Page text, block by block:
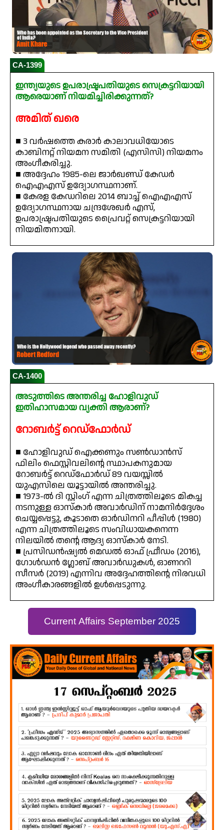
CA-1399
ഇന്ത്യയുടെ ഉപരാഷ്ട്രപതിയുടെ സെക്രട്ടറിയായി
ആരെയാണ് നിയമിച്ചിരിക്കുന്നത്?
അമിത് ഖരെ
■ 3 വർഷത്തെ കരാർ കാലാവധിയോടെ
കാബിനറ്റ് നിയമന സമിതി (എസിസി) നിയമനം
അംഗീകരിച്ചു.
■ അദ്ദേഹം 1985-ലെ ജാർഖണ്ഡ് കേഡർ
ഐഎഎസ് ഉദ്യോഗസ്ഥനാണ്.
■ കേരള കേഡറിലെ 2014 ബാച്ച് ഐഎഎസ്
ഉദ്യോഗസ്ഥനായ ചന്ദ്രശേഖർ എസ്,
ഉപരാഷ്ട്രപതിയുടെ പ്രൈവറ്റ് സെക്രട്ടറിയായി
നിയമിതനായി.
CA-1400
അടുത്തിടെ അന്തരിച്ച ഹോളിവുഡ്
ഇതിഹാസമായ വ്യക്തി ആരാണ്?
റോബർട്ട് റെഡ്ഫോർഡ്
■ ഹോളിവുഡ് ഐക്കണും സൺഡാൻസ്
ഫിലിം ഫെസ്റ്റിവലിന്റെ സ്ഥാപകനുമായ
റോബർട്ട് റെഡ്ഫോർഡ് 89 വയസ്സിൽ
യുഎസിലെ യൂട്ടായിൽ അന്തരിച്ചു.
■ 1973-ൽ ദി സ്റ്റിംഗ് എന്ന ചിത്രത്തിലൂടെ മികച്ച
നടനുള്ള ഓസ്കാർ അവാർഡിന് നാമനിർദ്ദേശം
ചെയ്യപ്പെട്ടു, കൂടാതെ ഓർഡിനറി പീപ്പിൾ (1980)
എന്ന ചിത്രത്തിലൂടെ സംവിധായകനെന്ന
നിലയിൽ തന്റെ ആദ്യ ഓസ്കാർ നേടി.
■ പ്രസിഡൻഷ്യൽ മെഡൽ ഓഫ് ഫ്രീഡം (2016),
ഗോൾഡൻ ഗ്ലോബ് അവാർഡുകൾ, ഓണററി
സീസർ (2019) എന്നിവ അദ്ദേഹത്തിന്റെ നിരവധി
അംഗീകാരങ്ങളിൽ ഉൾപ്പെടുന്നു.
Current Affairs September 2025